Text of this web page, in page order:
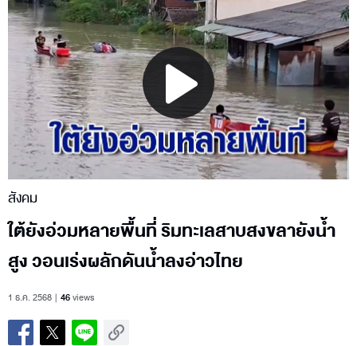
Play
Video
สังคม
ใต้ยังอ่วมหลายพื้นที่ ริมทะเลสาบสงขลายังน้ำ
สูง วอนเร่งผลักดันน้ำลงอ่าวไทย
1 ธ.ค. 2568 46views